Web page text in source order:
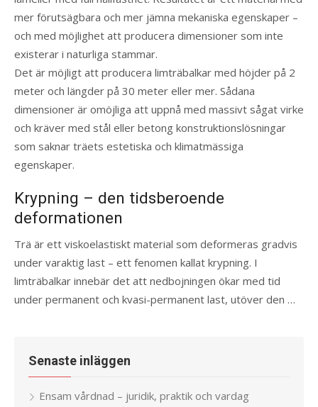
mer förutsägbara och mer jämna mekaniska egenskaper –
och med möjlighet att producera dimensioner som inte
existerar i naturliga stammar.
Det är möjligt att producera limträbalkar med höjder på 2
meter och längder på 30 meter eller mer. Sådana
dimensioner är omöjliga att uppnå med massivt sågat virke
och kräver med stål eller betong konstruktionslösningar
som saknar träets estetiska och klimatmässiga
egenskaper.
Krypning – den tidsberoende
deformationen
Trä är ett viskoelastiskt material som deformeras gradvis
under varaktig last – ett fenomen kallat krypning. I
limträbalkar innebär det att nedbojningen ökar med tid
under permanent och kvasi-permanent last, utöver den …
Senaste inläggen
Ensam vårdnad – juridik, praktik och vardag